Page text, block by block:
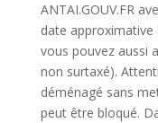
ANTAI.GOUV.FR
date approximative
vous pouvez aussi
non surtaxé).
déménagé sans
peut être bloqué.